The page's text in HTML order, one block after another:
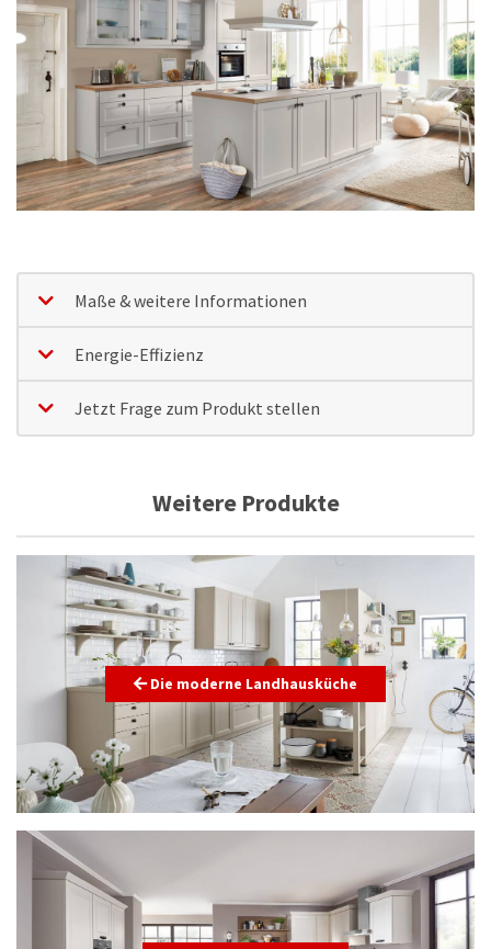
Maße & weitere Informationen
Energie-Effizienz
Jetzt Frage zum Produkt stellen
Weitere Produkte
Die moderne Landhausküche